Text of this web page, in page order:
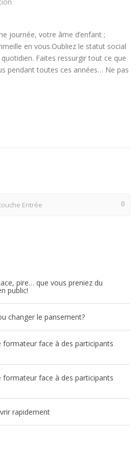
journée, votre âme d’enfant ;
en vous.Oubliez le statut social
Faites ressurgir tout ce que
pendant toutes ces années… Ne pas
public!
changer le pansement?
rapidement